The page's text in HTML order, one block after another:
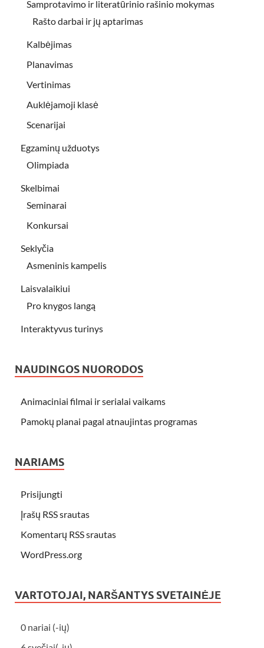
Samprotavimo ir literatūrinio rašinio mokymas
Rašto darbai ir jų aptarimas
Kalbėjimas
Planavimas
Vertinimas
Auklėjamoji klasė
Scenarijai
Egzaminų užduotys
Olimpiada
Skelbimai
Seminarai
Konkursai
Seklyčia
Asmeninis kampelis
Laisvalaikiui
Pro knygos langą
Interaktyvus turinys
NAUDINGOS NUORODOS
Animaciniai filmai ir serialai vaikams
Pamokų planai pagal atnaujintas programas
NARIAMS
Prisijungti
Įrašų RSS srautas
Komentarų RSS srautas
WordPress.org
VARTOTOJAI, NARŠANTYS SVETAINĖJE
0 nariai (-ių)